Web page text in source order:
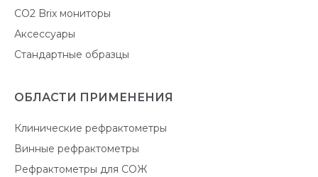
CO2 Brix мониторы
Аксессуары
Стандартные образцы
ОБЛАСТИ ПРИМЕНЕНИЯ
Клинические рефрактометры
Винные рефрактометры
Рефрактометры для СОЖ